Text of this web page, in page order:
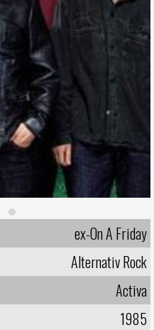
ex-On A Friday
Alternativ Rock
Activa
1985